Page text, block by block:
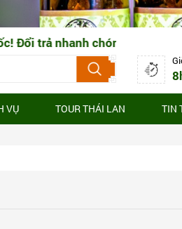
chóng 3-7 ngày làm việc
VỤ TOUR THÁI LAN TIN